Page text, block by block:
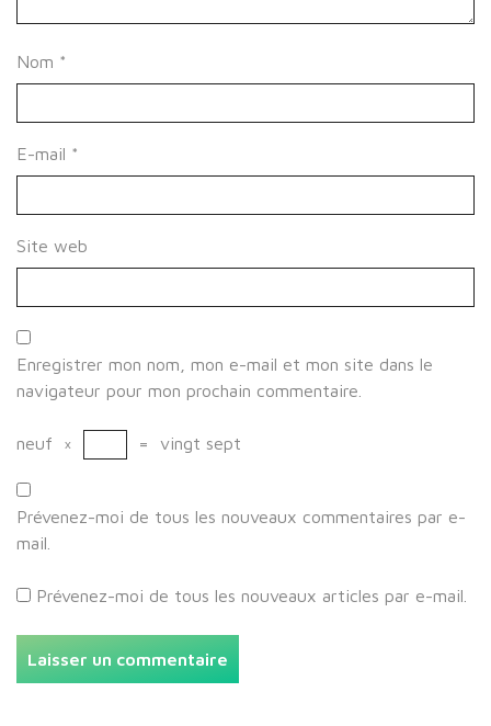
Nom *
E-mail *
Site web
Enregistrer mon nom, mon e-mail et mon site dans le
navigateur pour mon prochain commentaire.
neuf × = vingt sept
Prévenez-moi de tous les nouveaux commentaires par e-
mail.
Prévenez-moi de tous les nouveaux articles par e-mail.